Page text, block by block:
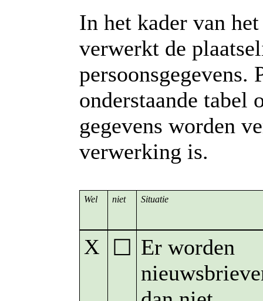
In het kader van
verwerkt de
persoonsgegevens.
onderstaande tabel
gegevens worden
verwerking is.
Wel niet Situatie
X ☐ Er worden